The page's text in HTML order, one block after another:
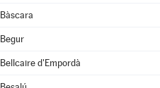
Bàscara
Begur
Bellcaire d'Empordà